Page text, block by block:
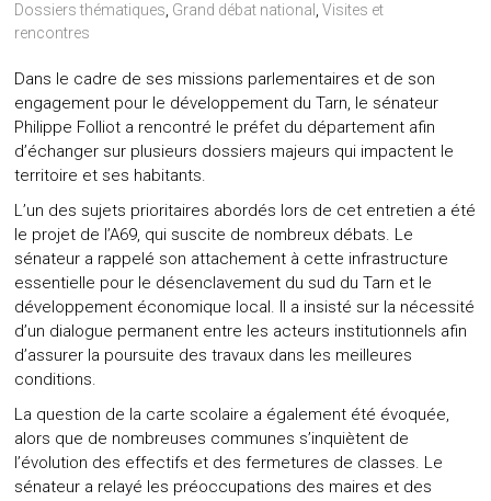
Dossiers thématiques Grand débat national ,Visites et
rencontres
Dans le cadre de ses missions parlementaires et de son
engagement pour le développement du Tarn, le sénateur
Philippe Folliot a rencontré le préfet du département afin
d’échanger sur plusieurs dossiers majeurs qui impactent le
territoire et ses habitants.
L’un des sujets prioritaires abordés lors de cet entretien a été
le projet de l’A69, qui suscite de nombreux débats. Le
sénateur a rappelé son attachement à cette infrastructure
essentielle pour le désenclavement du sud du Tarn et le
développement économique local. Il a insisté sur la nécessité
d’un dialogue permanent entre les acteurs institutionnels afin
d’assurer la poursuite des travaux dans les meilleures
conditions.
La question de la carte scolaire a également été évoquée,
alors que de nombreuses communes s’inquiètent de
l’évolution des effectifs et des fermetures de classes. Le
sénateur a relayé les préoccupations des maires et des